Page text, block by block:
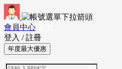
會員中心
登入 / 註冊
年度最大優惠